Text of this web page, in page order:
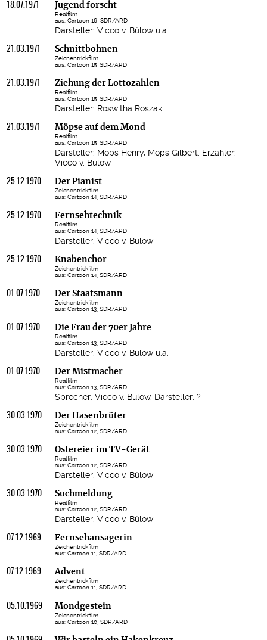
18.07.1971 Jugend forscht
Realfilm
aus: Cartoon 16, SDR/ARD
Darsteller: Vicco v. Bülow u.a.
21.03.1971 Schnittbohnen
Zeichentrickfilm
aus: Cartoon 15, SDR/ARD
21.03.1971 Ziehung der Lottozahlen
Realfilm
aus: Cartoon 15, SDR/ARD
Darsteller: Roswitha Roszak
21.03.1971 Möpse auf dem Mond
Realfilm
aus: Cartoon 15, SDR/ARD
Darsteller: Mops Henry, Mops Gilbert. Erzähler:
Vicco v. Bülow
25.12.1970 Der Pianist
Zeichentrickfilm
aus: Cartoon 14, SDR/ARD
25.12.1970 Fernsehtechnik
Realfilm
aus: Cartoon 14, SDR/ARD
Darsteller: Vicco v. Bülow
25.12.1970 Knabenchor
Zeichentrickfilm
aus: Cartoon 14, SDR/ARD
01.07.1970 Der Staatsmann
Zeichentrickfilm
aus: Cartoon 13, SDR/ARD
01.07.1970 Die Frau der 70er Jahre
Realfilm
aus: Cartoon 13, SDR/ARD
Darsteller: Vicco v. Bülow u.a.
01.07.1970 Der Mistmacher
Realfilm
aus: Cartoon 13, SDR/ARD
Sprecher: Vicco v. Bülow. Darsteller: ?
30.03.1970 Der Hasenbrüter
Zeichentrickfilm
aus: Cartoon 12, SDR/ARD
30.03.1970 Ostereier im TV-Gerät
Realfilm
aus: Cartoon 12, SDR/ARD
Darsteller: Vicco v. Bülow
30.03.1970 Suchmeldung
Realfilm
aus: Cartoon 12, SDR/ARD
Darsteller: Vicco v. Bülow
07.12.1969 Fernsehansagerin
Zeichentrickfilm
aus: Cartoon 11, SDR/ARD
07.12.1969 Advent
Zeichentrickfilm
aus: Cartoon 11, SDR/ARD
05.10.1969 Mondgestein
Zeichentrickfilm
aus: Cartoon 10, SDR/ARD